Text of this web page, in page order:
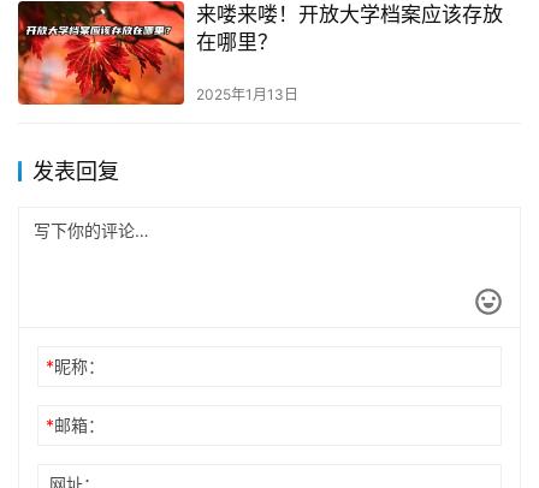
来喽来喽！开放大学档案应该存放
在哪里？
2025年1月13日
发表回复
*昵称：
*邮箱：
网址：